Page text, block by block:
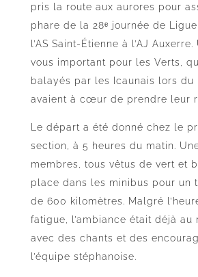
pris la route aux aurores pour
phare de la 28ᵉ journée de
l’AS Saint-Étienne à l’AJ
vous important pour les Verts,
balayés par les Icaunais lors du
avaient à cœur de prendre leur
Le départ a été donné chez le
section, à 5 heures du matin.
membres, tous vêtus de vert et
place dans les minibus pour un
de 600 kilomètres. Malgré
fatigue, l’ambiance était déjà au
avec des chants et des
l’équipe stéphanoise.